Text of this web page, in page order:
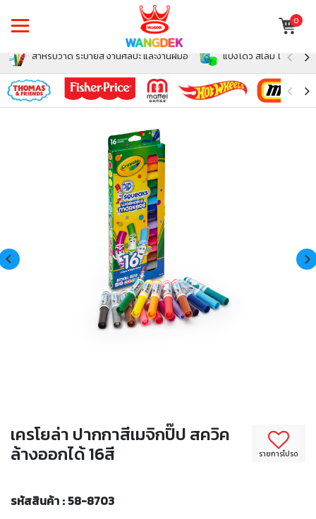
0
สำหรับวาด ระบายสี งานศิลปะ และงานฝีมือ แป้งโดว์ สไลม์ โฟม สำห
รายการโปรด
เครโยล่า ปากกาสีเมจิกปิ๊ป สควิค
ล้างออกได้ 16สี
รหัสสินค้า : 58-8703